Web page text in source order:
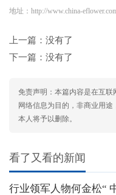
地址：http://www.china-
上一篇：没有了
下一篇：没有了
免责声明：本篇内容是在互
网络信息为目的，非商业用途
本人将予以删除。
看了又看的新闻
行业领军人物何金松“